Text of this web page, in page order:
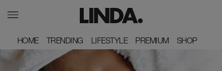
HOME
HOME TRENDING
TRENDING LIFESTYLE
LIFESTYLE PREMIUM
PREMIUM SHOP
SHOP